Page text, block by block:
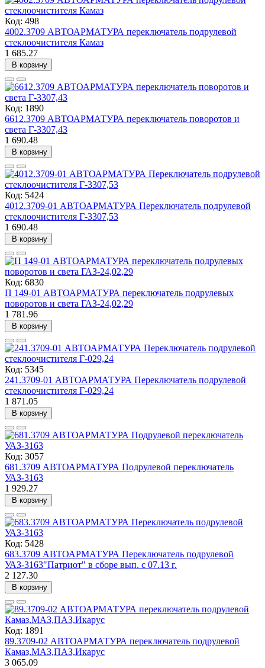
Код: 498
4002.3709 АВТОАРМАТУРА переключатель подрулевой
стеклоочистителя Камаз
1 685.27
В корзину
Код: 1890
6612.3709 АВТОАРМАТУРА переключатель поворотов и
света Г-3307,43
1 690.48
В корзину
Код: 5424
4012.3709-01 АВТОАРМАТУРА Переключатель подрулевой
стеклоочистителя Г-3307,53
1 690.48
В корзину
Код: 6830
П 149-01 АВТОАРМАТУРА переключатель подрулевых
поворотов и света ГАЗ-24,02,29
1 781.96
В корзину
Код: 5345
241.3709-01 АВТОАРМАТУРА Переключатель подрулевой
стеклоочистителя Г-029,24
1 871.05
В корзину
Код: 3057
681.3709 АВТОАРМАТУРА Подрулевой переключатель
УАЗ-3163
1 929.27
В корзину
Код: 5428
683.3709 АВТОАРМАТУРА Переключатель подрулевой
УАЗ-3163"Патриот" в сборе вып. с 07.13 г.
2 127.30
В корзину
Код: 1891
89.3709-02 АВТОАРМАТУРА переключатель подрулевой
Камаз,МАЗ,ПАЗ,Икарус
3 065.09